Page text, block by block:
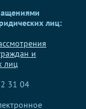
лиц:
и
лиц
31 04